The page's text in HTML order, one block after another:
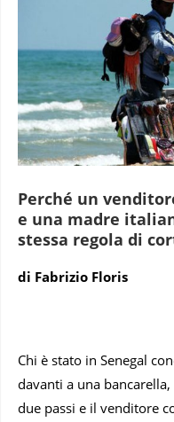
Perché un
e una madre
stessa regola di
di Fabrizio Floris
Chi è stato in Senegal
davanti a una
due passi e il venditore